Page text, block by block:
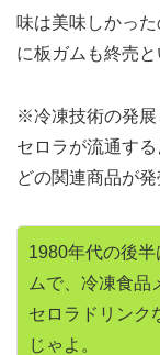
味は美味しかっ
に板ガムも終売と
※冷凍技術の発展
セロラが流通す
どの関連商品が
1980年代の後
ムで、冷凍食品
セロラドリンク
じゃよ。